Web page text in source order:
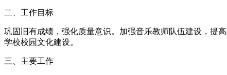
二、工作目标
巩固旧有成绩，强化质量意识。加强音乐教师队伍建设，提
学校校园文化建设。
三、主要工作